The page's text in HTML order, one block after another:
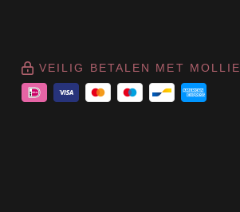
VEILIG BETALEN MET MOLLIE